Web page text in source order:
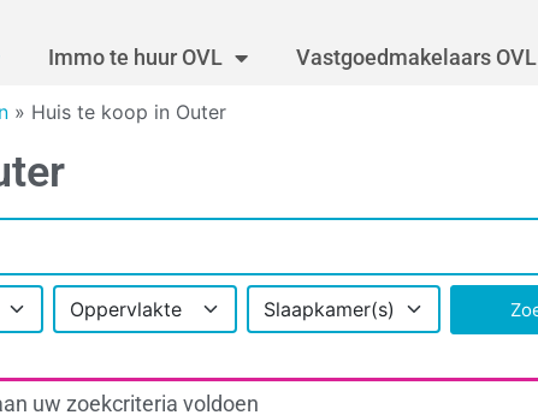
Immo te huur OVL Vastgoedmakelaars OVL
» Huis te koop in Outer
Oppervlakte Slaapkamer(s)
uw zoekcriteria voldoen